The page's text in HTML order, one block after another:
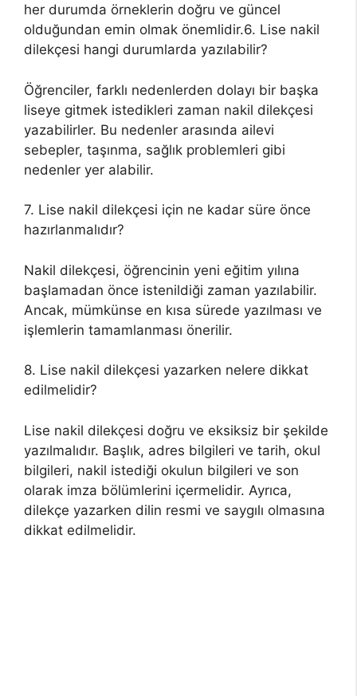
her durumda örneklerin doğru ve güncel
olduğundan emin olmak önemlidir.6. Lise nakil
dilekçesi hangi durumlarda yazılabilir?
Öğrenciler, farklı nedenlerden dolayı bir başka
liseye gitmek istedikleri zaman nakil dilekçesi
yazabilirler. Bu nedenler arasında ailevi
sebepler, taşınma, sağlık problemleri gibi
nedenler yer alabilir.
7. Lise nakil dilekçesi için ne kadar süre önce
hazırlanmalıdır?
Nakil dilekçesi, öğrencinin yeni eğitim yılına
başlamadan önce istenildiği zaman yazılabilir.
Ancak, mümkünse en kısa sürede yazılması ve
işlemlerin tamamlanması önerilir.
8. Lise nakil dilekçesi yazarken nelere dikkat
edilmelidir?
Lise nakil dilekçesi doğru ve eksiksiz bir şekilde
yazılmalıdır. Başlık, adres bilgileri ve tarih, okul
bilgileri, nakil istediği okulun bilgileri ve son
olarak imza bölümlerini içermelidir. Ayrıca,
dilekçe yazarken dilin resmi ve saygılı olmasına
dikkat edilmelidir.